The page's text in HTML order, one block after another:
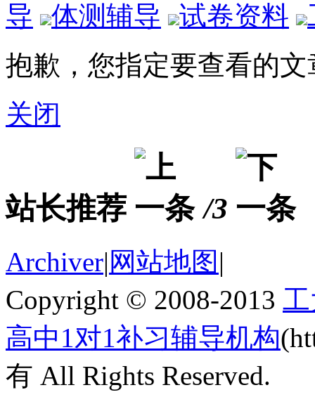
导
体测辅导 试卷资料
抱歉，您指定要查看的
关闭
站长推荐 /3
Archiver| 网站地图 |
Copyright © 2008-2013
高中1对1补习辅导机构
有 All Rights Reserved.